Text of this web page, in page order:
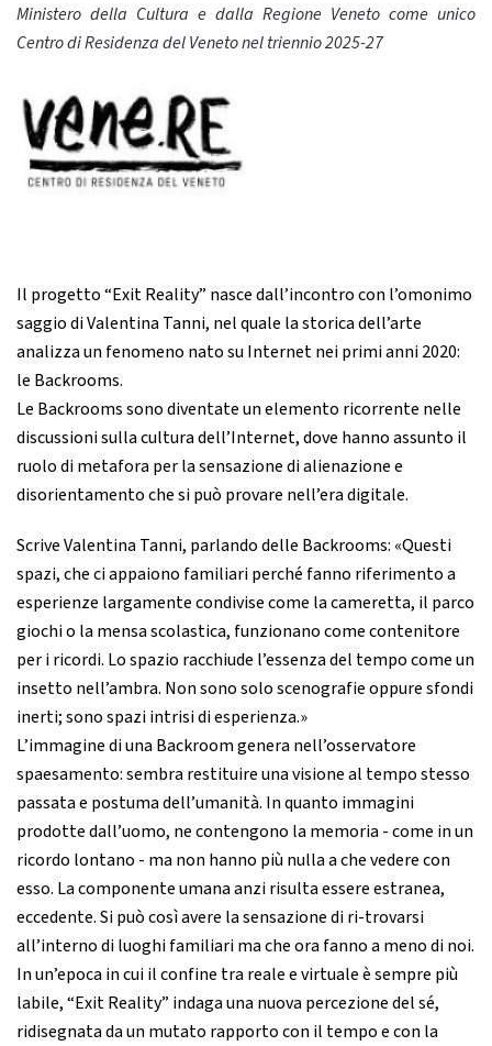
Ministero della Cultura e dalla Regione Veneto come unico
Centro di Residenza del Veneto nel triennio 2025-27
Il progetto “Exit Reality” nasce dall’incontro con l’omonimo
saggio di Valentina Tanni, nel quale la storica dell’arte
analizza un fenomeno nato su Internet nei primi anni 2020:
le Backrooms.
Le Backrooms sono diventate un elemento ricorrente nelle
discussioni sulla cultura dell’Internet, dove hanno assunto il
ruolo di metafora per la sensazione di alienazione e
disorientamento che si può provare nell’era digitale.
Scrive Valentina Tanni, parlando delle Backrooms: «Questi
spazi, che ci appaiono familiari perché fanno riferimento a
esperienze largamente condivise come la cameretta, il parco
giochi o la mensa scolastica, funzionano come contenitore
per i ricordi. Lo spazio racchiude l’essenza del tempo come un
insetto nell’ambra. Non sono solo scenografie oppure sfondi
inerti; sono spazi intrisi di esperienza.»
L’immagine di una Backroom genera nell’osservatore
spaesamento: sembra restituire una visione al tempo stesso
passata e postuma dell’umanità. In quanto immagini
prodotte dall’uomo, ne contengono la memoria - come in un
ricordo lontano - ma non hanno più nulla a che vedere con
esso. La componente umana anzi risulta essere estranea,
eccedente. Si può così avere la sensazione di ri-trovarsi
all’interno di luoghi familiari ma che ora fanno a meno di noi.
In un’epoca in cui il confine tra reale e virtuale è sempre più
labile, “Exit Reality” indaga una nuova percezione del sé,
ridisegnata da un mutato rapporto con il tempo e con la